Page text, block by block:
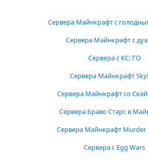
Сервера Майнкрафт с
Сервера Майнкрафт с
Сервера с КС: ГО
Сервера Майнкрафт
Сервера Майнкрафт со
Сервера Браво Старс в
Сервера Майнкрафт Murder
Сервера с Egg Wars